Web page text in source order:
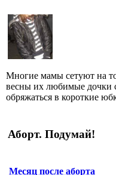
Многие мамы сетуют на
весны их любимые дочки
обряжаться в короткие
Аборт. Подумай!
Месяц после аборта